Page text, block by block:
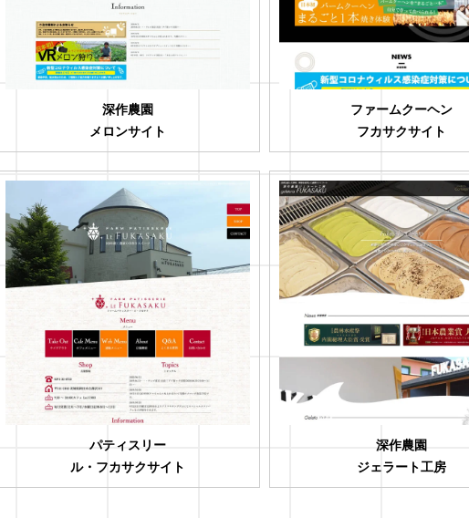
深作農園
メロンサイト
ファームクーヘン
フカサクサイト
パティスリー
ル・フカサクサイト
深作農園
ジェラート工房